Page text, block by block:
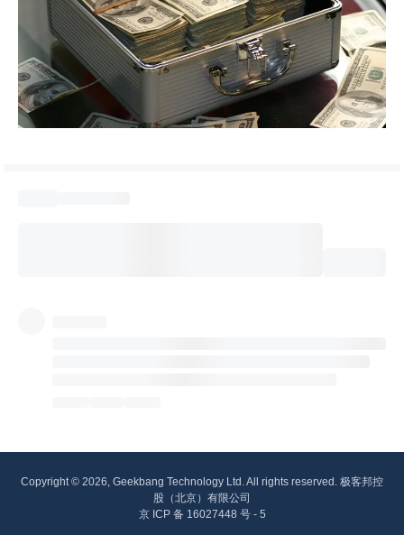
Copyright © 2026, Geekbang Technology Ltd. All rights reserved. 极客邦控
股（北京）有限公司
京 ICP 备 16027448 号 - 5